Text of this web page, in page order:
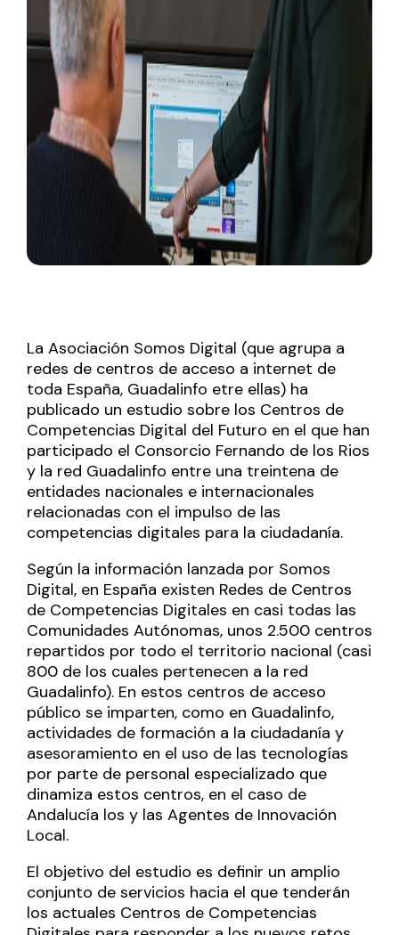
La Asociación Somos Digital (que agrupa a
redes de centros de acceso a internet de
toda España, Guadalinfo etre ellas) ha
publicado un estudio sobre los Centros de
Competencias Digital del Futuro en el que han
participado el Consorcio Fernando de los Rios
y la red Guadalinfo entre una treintena de
entidades nacionales e internacionales
relacionadas con el impulso de las
competencias digitales para la ciudadanía.
Según la información lanzada por Somos
Digital, en España existen Redes de Centros
de Competencias Digitales en casi todas las
Comunidades Autónomas, unos 2.500 centros
repartidos por todo el territorio nacional (casi
800 de los cuales pertenecen a la red
Guadalinfo). En estos centros de acceso
público se imparten, como en Guadalinfo,
actividades de formación a la ciudadanía y
asesoramiento en el uso de las tecnologías
por parte de personal especializado que
dinamiza estos centros, en el caso de
Andalucía los y las Agentes de Innovación
Local.
El objetivo del estudio es definir un amplio
conjunto de servicios hacia el que tenderán
los actuales Centros de Competencias